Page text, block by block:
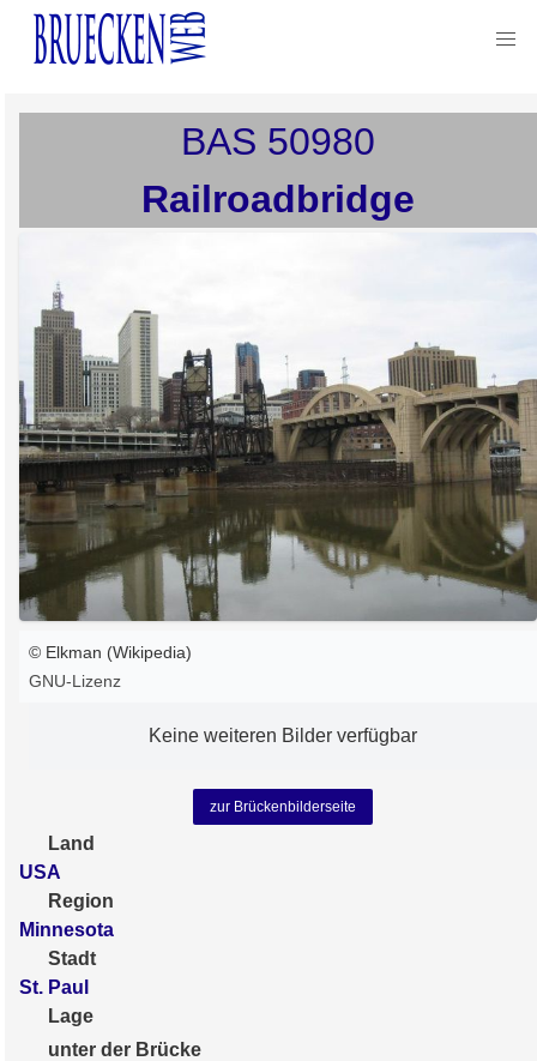
BAS 50980
Railroadbridge
© Elkman (Wikipedia)
GNU-Lizenz
Keine weiteren Bilder verfügbar
zur Brückenbilderseite
Land
USA
Region
Minnesota
Stadt
St. Paul
Lage
unter der Brücke